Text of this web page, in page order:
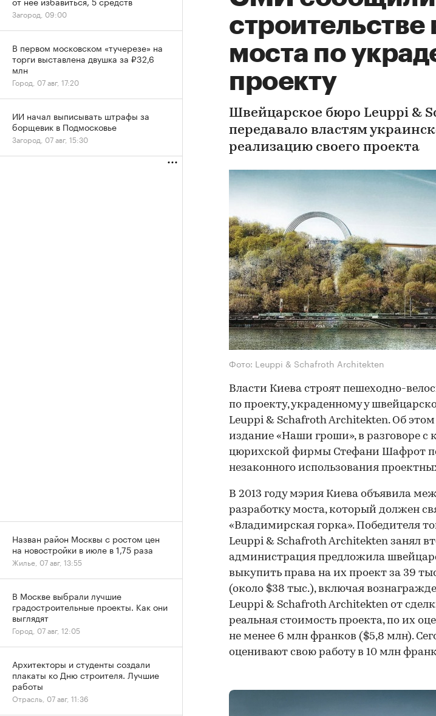
строительстве
моста по
проекту
Швейцарское бюро Leuppi &
передавало властям
реализацию своего проекта
Фото: Leuppi & Schafroth Architekten
Власти Киева строят пешеходно-
по проекту, украденному у
Leuppi & Schafroth Architekten. Об этом
издание «Наши гроши», в разговоре с
цюрихской фирмы Стефани Шафрот
незаконного использования
В 2013 году мэрия Киева объявила
разработку моста, который должен
«Владимирская горка». Победителя
Leuppi & Schafroth Architekten занял
администрация предложила
выкупить права на их проект за 39
(около $38 тыс.), включая
Leuppi & Schafroth Architekten от
реальная стоимость проекта, по их
не менее 6 млн франков ($5,8 млн).
оценивают свою работу в 10 млн
Загород, 09:00
В первом московском «тучерезе» на
торги выставлена двушка за ₽32,6
млн
Город, 07 авг, 17:20
ИИ начал выписывать штрафы за
борщевик в Подмосковье
Загород, 07 авг, 15:30
Назван район Москвы с ростом цен
на новостройки в июле в 1,75 раза
Жилье, 07 авг, 13:55
В Москве выбрали лучшие
градостроительные проекты. Как они
выглядят
Город, 07 авг, 12:05
Архитекторы и студенты создали
плакаты ко Дню строителя. Лучшие
работы
Отрасль, 07 авг, 11:36